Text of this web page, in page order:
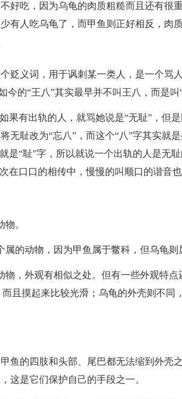
好吃，因为乌龟的肉质粗糙而且还有很
有人吃乌龟了，而甲鱼则正好相反，肉
贬义词，用于讽刺某一类人，是一个骂
今的“王八”其实最早并不叫王八，而是叫
果有出轨的人，就骂她说是“无耻”，但
无耻改为“忘八”，而这个“八”字其实就
是“耻”字，所以就说一个出轨的人是无
在口口的相传中，慢慢的叫顺口的谐音也
。
的动物，因为甲鱼属于鳖科，但乌龟则
物，外观有相似之处。但有一些外观特点
且摸起来比较光滑；乌龟的外壳则不同
鱼的四肢和头部、尾巴都无法缩到外壳
这是它们保护自己的手段之一。